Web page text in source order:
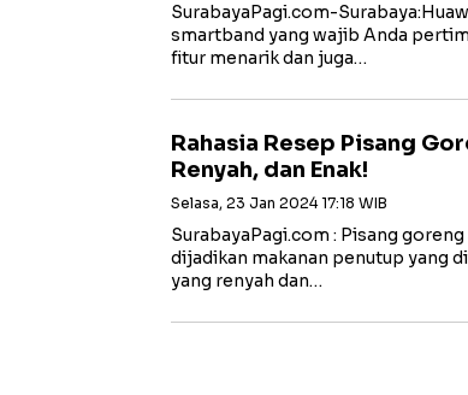
SurabayaPagi.com-
smartband yang wajib Anda
fitur menarik dan juga…
Rahasia Resep Pisang
Renyah, dan Enak!
Selasa, 23 Jan 2024 17:18 WIB
SurabayaPagi.com : Pisang
dijadikan makanan penutup yang
yang renyah dan…